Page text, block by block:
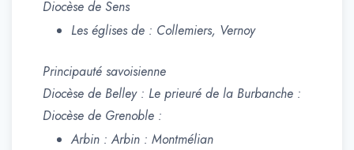
Diocèse de Sens
Les églises de : Collemiers, Vernoy
Principauté savoisienne
Diocèse de Belley : Le prieuré de la Burbanche :
Diocèse de Grenoble :
Arbin : Arbin : Montmélian